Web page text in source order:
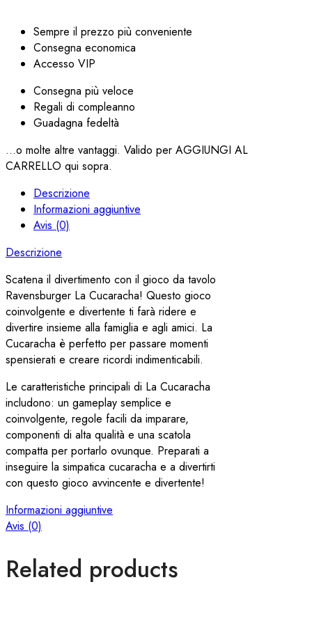
Sempre il prezzo più conveniente
Consegna economica
Accesso VIP
Consegna più veloce
Regali di compleanno
Guadagna fedeltà
...o molte altre vantaggi. Valido per AGGIUNGI AL
CARRELLO qui sopra.
Descrizione
Informazioni aggiuntive
Avis (0)
Descrizione
Scatena il divertimento con il gioco da tavolo
Ravensburger La Cucaracha! Questo gioco
coinvolgente e divertente ti farà ridere e
divertire insieme alla famiglia e agli amici. La
Cucaracha è perfetto per passare momenti
spensierati e creare ricordi indimenticabili.
Le caratteristiche principali di La Cucaracha
includono: un gameplay semplice e
coinvolgente, regole facili da imparare,
componenti di alta qualità e una scatola
compatta per portarlo ovunque. Preparati a
inseguire la simpatica cucaracha e a divertirti
con questo gioco avvincente e divertente!
Informazioni aggiuntive
Avis (0)
Related products